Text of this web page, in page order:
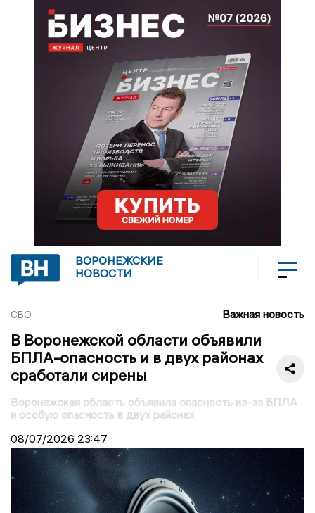
ВОРОНЕЖСКИЕ
НОВОСТИ
СВО Важная новость
В Воронежской области объявили
БПЛА-опасность и в двух районах
сработали сирены
Воронежская область объявила опасность из-за БПЛА
и особую опасность в двух районах
08/07/2026 23:47